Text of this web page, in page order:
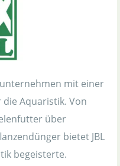
mit einer
Aquaristik. Von
über
bietet JBL
begeisterte.